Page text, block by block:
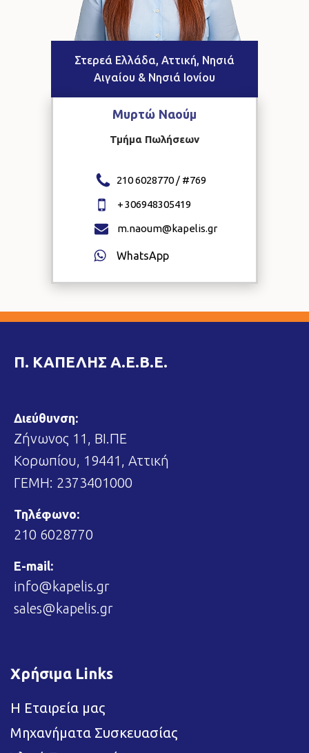
Στερεά Ελλάδα, Αττική, Νησιά
Αιγαίου & Νησιά Ιονίου
Μυρτώ Ναούμ
Τμήμα Πωλήσεων
210 6028770 / #769
+306948305419
m.naoum@kapelis.gr
WhatsApp
Π. ΚΑΠΕΛΗΣ Α.Ε.Β.Ε.
Διεύθυνση:
Ζήνωνος 11, ΒΙ.ΠΕ
Κορωπίου, 19441, Αττική
ΓΕΜΗ: 2373401000
Τηλέφωνο:
210 6028770
E-mail:
info@kapelis.gr
sales@kapelis.gr
Χρήσιμα Links
Η Εταιρεία μας
Μηχανήματα Συσκευασίας